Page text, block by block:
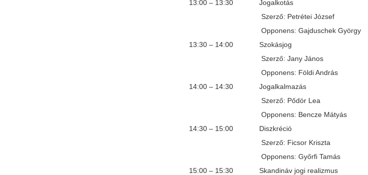
13:00 – 13:30 Jogalkotás
Szerző: Petrétei József
Opponens: Gajduschek György
13:30 – 14:00 Szokásjog
Szerző: Jany János
Opponens: Földi András
14:00 – 14:30 Jogalkalmazás
Szerző: Pődör Lea
Opponens: Bencze Mátyás
14:30 – 15:00 Diszkréció
Szerző: Ficsor Kriszta
Opponens: Győrfi Tamás
15:00 – 15:30 Skandináv jogi realizmus